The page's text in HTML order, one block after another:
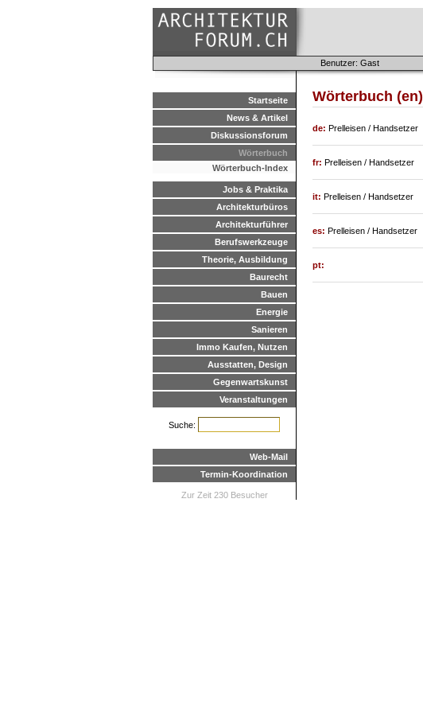
Benutzer: Gast
Startseite
News & Artikel
Diskussionsforum
Wörterbuch
Wörterbuch-Index
Jobs & Praktika
Architekturbüros
Architekturführer
Berufswerkzeuge
Theorie, Ausbildung
Baurecht
Bauen
Energie
Sanieren
Immo Kaufen, Nutzen
Ausstatten, Design
Gegenwartskunst
Veranstaltungen
Suche:
Web-Mail
Termin-Koordination
Zur Zeit 230 Besucher
Wörterbuch (en)
de: Prelleisen / Handsetzer
fr: Prelleisen / Handsetzer
it: Prelleisen / Handsetzer
es: Prelleisen / Handsetzer
pt: